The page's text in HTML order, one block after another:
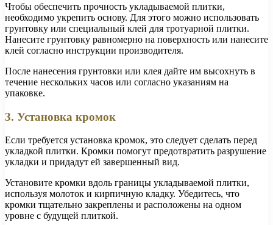
Чтобы обеспечить прочность укладываемой плитки,
необходимо укрепить основу. Для этого можно использовать
грунтовку или специальный клей для тротуарной плитки.
Нанесите грунтовку равномерно на поверхность или нанесите
клей согласно инструкции производителя.
После нанесения грунтовки или клея дайте им высохнуть в
течение нескольких часов или согласно указаниям на
упаковке.
3. Установка кромок
Если требуется установка кромок, это следует сделать перед
укладкой плитки. Кромки помогут предотвратить разрушение
укладки и придадут ей завершенный вид.
Установите кромки вдоль границы укладываемой плитки,
используя молоток и кирпичную кладку. Убедитесь, что
кромки тщательно закреплены и расположены на одном
уровне с будущей плиткой.